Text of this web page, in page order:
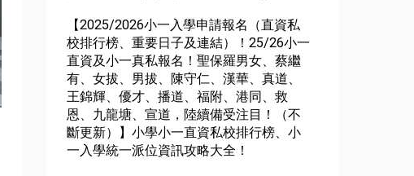
【2025/2026小一入學申請報名（直資私
校排行榜、重要日子及連結）！25/26小一
直資及小一真私報名！聖保羅男女、蔡繼
有、女拔、男拔、陳守仁、漢華、真道、
王錦輝、優才、播道、福附、港同、救
恩、九龍塘、宣道，陸續備受注目！（不
斷更新）】小學小一直資私校排行榜、小
一入學統一派位資訊攻略大全！